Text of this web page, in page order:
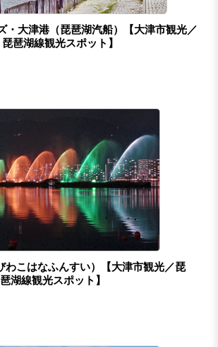
・大津港（琵琶湖汽船）【大津市観光／
琵琶湖線観光スポット】
わこはなふんすい）【大津市観光／琵
琶湖線観光スポット】